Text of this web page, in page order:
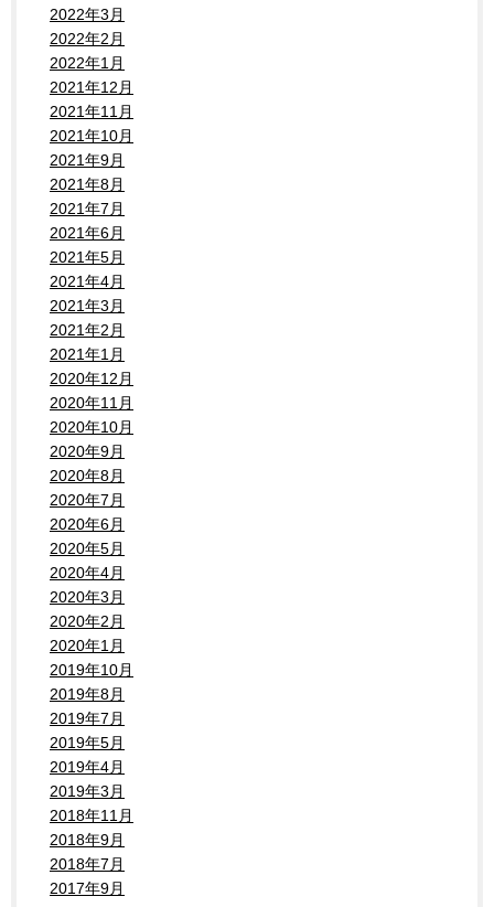
2022年3月
2022年2月
2022年1月
2021年12月
2021年11月
2021年10月
2021年9月
2021年8月
2021年7月
2021年6月
2021年5月
2021年4月
2021年3月
2021年2月
2021年1月
2020年12月
2020年11月
2020年10月
2020年9月
2020年8月
2020年7月
2020年6月
2020年5月
2020年4月
2020年3月
2020年2月
2020年1月
2019年10月
2019年8月
2019年7月
2019年5月
2019年4月
2019年3月
2018年11月
2018年9月
2018年7月
2017年9月